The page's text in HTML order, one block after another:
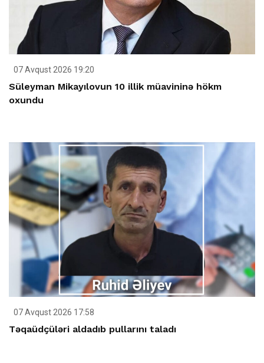
07 Avqust 2026 19:20
Süleyman Mikayılovun 10 illik müavininə hökm
oxundu
07 Avqust 2026 17:58
Təqaüdçüləri aldadıb pullarını taladı